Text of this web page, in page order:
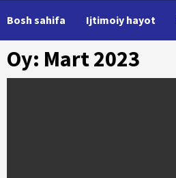
Bosh sahifa Ijtimoiy hayot
Oy: Mart 2023